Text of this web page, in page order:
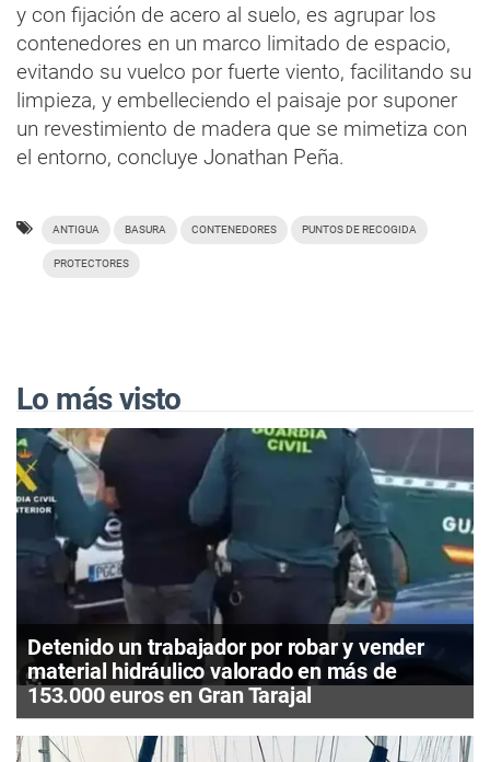
y con fijación de acero al suelo, es agrupar los
contenedores en un marco limitado de espacio,
evitando su vuelco por fuerte viento, facilitando su
limpieza, y embelleciendo el paisaje por suponer
un revestimiento de madera que se mimetiza con
el entorno, concluye Jonathan Peña.
ANTIGUA BASURA CONTENEDORES PUNTOS DE RECOGIDA
PROTECTORES
Lo más visto
Detenido un trabajador por robar y vender
material hidráulico valorado en más de
153.000 euros en Gran Tarajal